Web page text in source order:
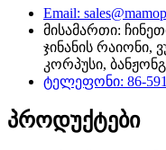
Email:
მისამართი:
ჯინანის რაიონი,
კორპუსი,
ტელეფონი: 86-
პროდუქტები